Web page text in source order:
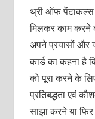
थ्री ऑफ पेंटाकल्‍स
मिलकर काम करने
अपने प्रयासों और
कार्ड का कहना है
को पूरा करने के
प्रतिबद्धता एवं
साझा करने या